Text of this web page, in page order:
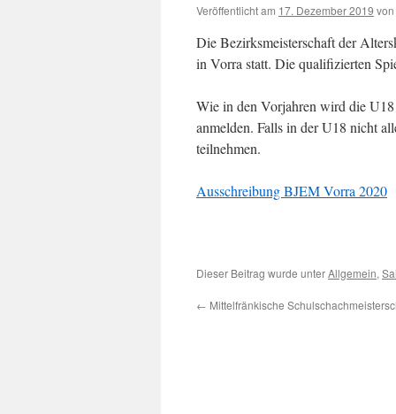
Veröffentlicht am 17. Dezember 2019 von
Die Bezirksmeisterschaft der
in Vorra statt. Die qualifizierten
Wie in den Vorjahren wird die
anmelden. Falls in der U18 nicht
teilnehmen.
Ausschreibung BJEM Vorra 2020
Dieser Beitrag wurde unterAllgemein,
← Mittelfränkische